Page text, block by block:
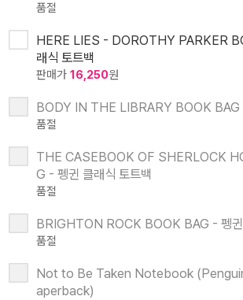
품절
HERE LIES - DOROTHY PARKER
래식 토트백
판매가 16,250원
BODY IN THE LIBRARY BOOK BAG
품절
THE CASEBOOK OF SHERLOCK
G - 펭귄 클래식 토트백
품절
BRIGHTON ROCK BOOK BAG - 펭귄
품절
Not to Be Taken Notebook
aperback)